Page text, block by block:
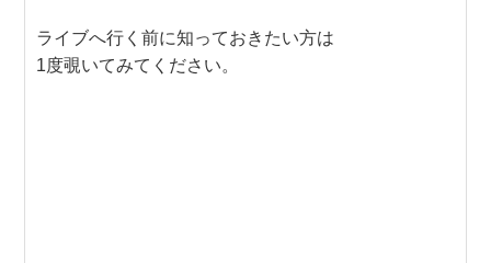
ライブへ行く前に知っておきたい方は
1度覗いてみてください。